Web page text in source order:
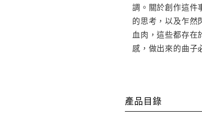
調。關於創作這件
的思考，以及乍然
血肉，這些都存
感，做出來的曲子
產品目錄